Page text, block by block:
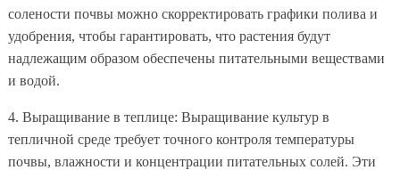
солености почвы можно скорректировать графики полива и
удобрения, чтобы гарантировать, что растения будут
надлежащим образом обеспечены питательными веществами
и водой.
4. Выращивание в теплице: Выращивание культур в
тепличной среде требует точного контроля температуры
почвы, влажности и концентрации питательных солей. Эти